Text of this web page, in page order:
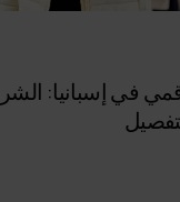
في إسبانيا: